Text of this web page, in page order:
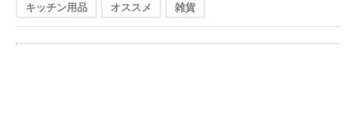
キッチン用品 オススメ 雑貨